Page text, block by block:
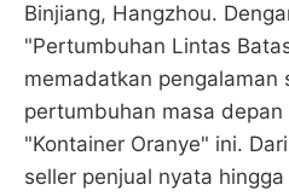
Binjiang, Hangzhou.
"Pertumbuhan Lintas
memadatkan
pertumbuhan masa
"Kontainer Oranye" ini.
seller penjual nyata